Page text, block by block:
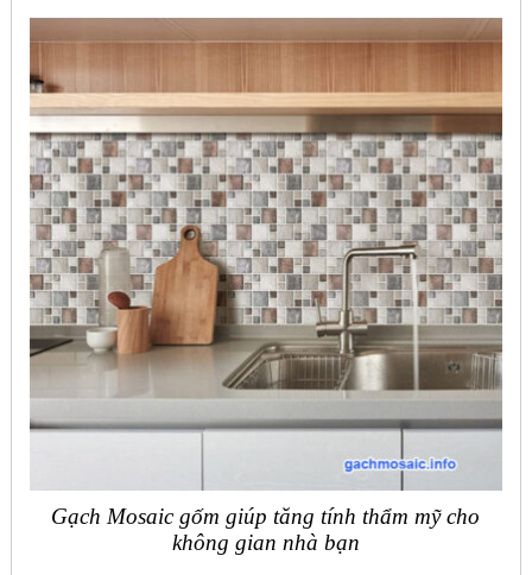
Gạch Mosaic gốm giúp tăng tính thẩm mỹ cho
không gian nhà bạn